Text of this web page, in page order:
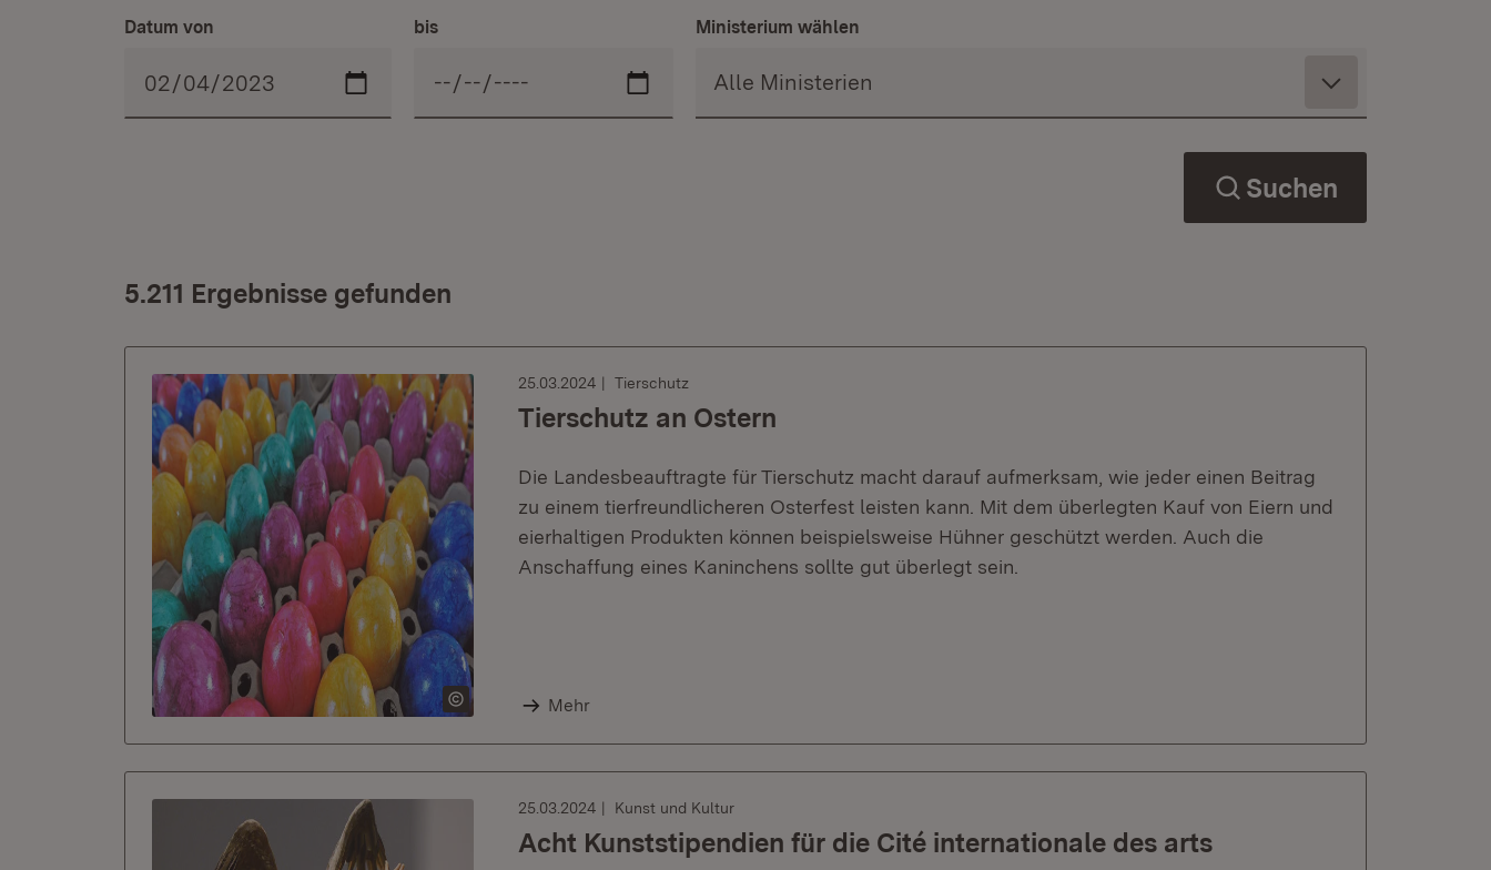
Datum von bis Ministerium wählen
Suchen
5.211 Ergebnisse gefunden
25.03.2024 Tierschutz
Tierschutz an Ostern
Die Landesbeauftragte für Tierschutz macht darauf aufmerksam, wie jeder einen Beitrag
zu einem tierfreundlicheren Osterfest leisten kann. Mit dem überlegten Kauf von Eiern und
eierhaltigen Produkten können beispielsweise Hühner geschützt werden. Auch die
Anschaffung eines Kaninchens sollte gut überlegt sein.
Mehr
25.03.2024 Kunst und Kultur
Acht Kunststipendien für die Cité internationale des arts